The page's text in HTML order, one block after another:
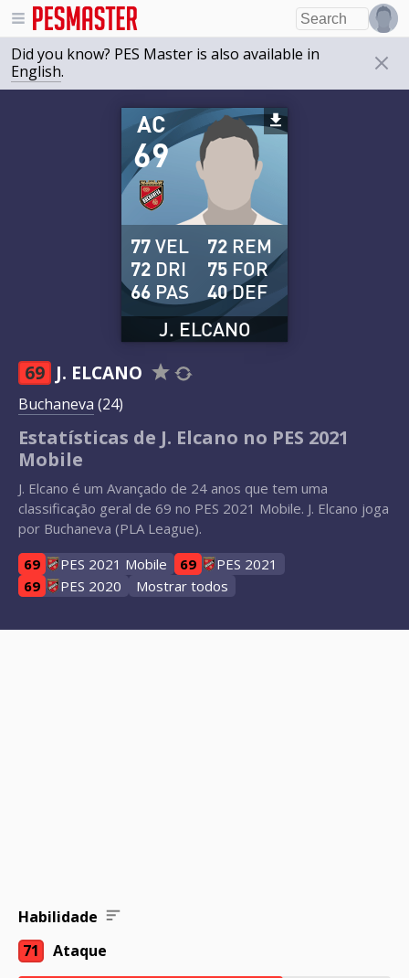
Did you know? PES Master is also available in
English.
69
AC
J. ELCANO
77VEL
72 DRI
66 PAS
72 REM
75 FOR
40DEF
69 J. ELCANO
Buchaneva (24)
Estatísticas de J. Elcano no PES 2021
Mobile
J. Elcano é um Avançado de 24 anos que tem uma
classificação geral de 69 no PES 2021 Mobile. J. Elcano joga
por Buchaneva (PLA League).
69
PES 2021 Mobile 69
PES 2021
69
PES 2020 Mostrar todos
Habilidade
71
Ataque